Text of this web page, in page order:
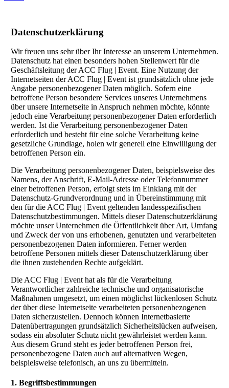
Datenschutzerklärung
Wir freuen uns sehr über Ihr Interesse an unserem Unternehmen.
Datenschutz hat einen besonders hohen Stellenwert für die
Geschäftsleitung der ACC Flug | Event. Eine Nutzung der
Internetseiten der ACC Flug | Event ist grundsätzlich ohne jede
Angabe personenbezogener Daten möglich. Sofern eine
betroffene Person besondere Services unseres Unternehmens
über unsere Internetseite in Anspruch nehmen möchte, könnte
jedoch eine Verarbeitung personenbezogener Daten erforderlich
werden. Ist die Verarbeitung personenbezogener Daten
erforderlich und besteht für eine solche Verarbeitung keine
gesetzliche Grundlage, holen wir generell eine Einwilligung der
betroffenen Person ein.
Die Verarbeitung personenbezogener Daten, beispielsweise des
Namens, der Anschrift, E-Mail-Adresse oder Telefonnummer
einer betroffenen Person, erfolgt stets im Einklang mit der
Datenschutz-Grundverordnung und in Übereinstimmung mit
den für die ACC Flug | Event geltenden landesspezifischen
Datenschutzbestimmungen. Mittels dieser Datenschutzerklärung
möchte unser Unternehmen die Öffentlichkeit über Art, Umfang
und Zweck der von uns erhobenen, genutzten und verarbeiteten
personenbezogenen Daten informieren. Ferner werden
betroffene Personen mittels dieser Datenschutzerklärung über
die ihnen zustehenden Rechte aufgeklärt.
Die ACC Flug | Event hat als für die Verarbeitung
Verantwortlicher zahlreiche technische und organisatorische
Maßnahmen umgesetzt, um einen möglichst lückenlosen Schutz
der über diese Internetseite verarbeiteten personenbezogenen
Daten sicherzustellen. Dennoch können Internetbasierte
Datenübertragungen grundsätzlich Sicherheitslücken aufweisen,
sodass ein absoluter Schutz nicht gewährleistet werden kann.
Aus diesem Grund steht es jeder betroffenen Person frei,
personenbezogene Daten auch auf alternativen Wegen,
beispielsweise telefonisch, an uns zu übermitteln.
1. Begriffsbestimmungen